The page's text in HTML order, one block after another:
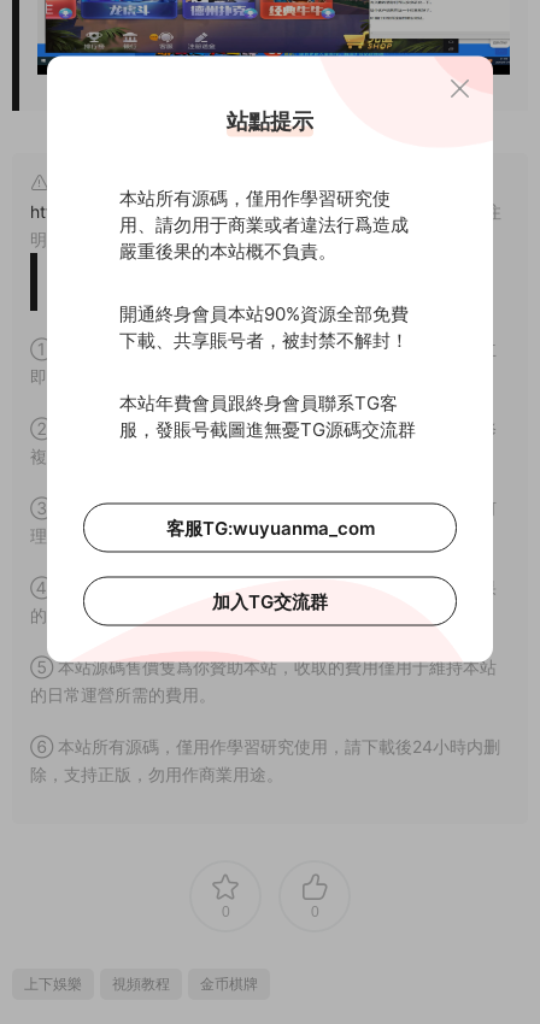
https://www.wuyuanma.com/jxjc/qpdj/7809.html
，轉載請注
明出處。
① 本站所有源碼均爲網上搜集，如涉及或侵害到您的版權請立
即通知我們。
② 如果網盤地址失效，請在個人中心提交工單，我們會盡快修
複下載地址。
③ 本網站所有資源因其特殊性均爲可複制品，所以不支持任何
理由的退款兌現。
④ 由本站提供的源碼拿去用于商業或者違法行爲造成嚴重後果
的本站概不負責。
⑤ 本站源碼售價隻爲你贊助本站，收取的費用僅用于維持本站
的日常運營所需的費用。
⑥ 本站所有源碼，僅用作學習研究使用，請下載後24小時内删
除，支持正版，勿用作商業用途。
0 0
上下娛樂 視頻教程 金币棋牌
站點提示
本站所有源碼，僅用作學習研究使
用、請勿用于商業或者違法行爲造成
嚴重後果的本站概不負責。
開通終身會員本站90%資源全部免費
下載、共享賬号者，被封禁不解封！
本站年費會員跟終身會員聯系TG客
服，發賬号截圖進無憂TG源碼交流群
客服TG:wuyuanma_com
加入TG交流群